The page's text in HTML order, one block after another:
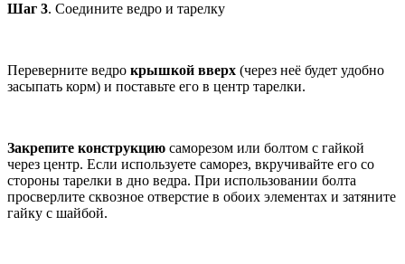
Шаг 3. Соедините ведро и тарелку
Переверните ведро крышкой вверх (через неё будет удобно
засыпать корм) и поставьте его в центр тарелки.
Закрепите конструкцию саморезом или болтом с гайкой
через центр. Если используете саморез, вкручивайте его со
стороны тарелки в дно ведра. При использовании болта
просверлите сквозное отверстие в обоих элементах и затяните
гайку с шайбой.